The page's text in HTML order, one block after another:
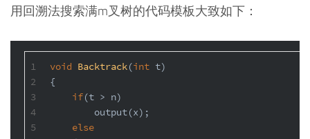
用回溯法搜索满m叉树的代码模板大致如下：
1
2
3
4
5
void Backtrack(int t)
{
if(t > n)
        output(x);
else